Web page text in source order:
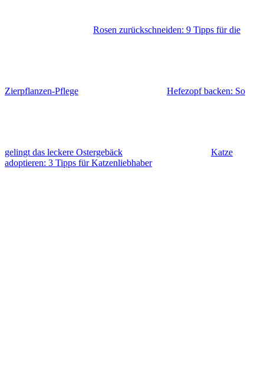
Rosen zurückschneiden: 9 Tipps für die
Zierpflanzen-Pflege Hefezopf backen: So
gelingt das leckere Ostergebäck
Katze
adoptieren: 3 Tipps für Katzenliebhaber